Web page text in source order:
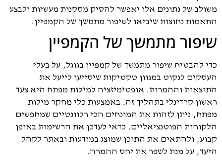
משולב של נתונים אלו יאפשר להסיק מסקנות מעשיות ולבצע
התאמות נחוצות שיביאו לשיפור מתמשך של הקמפיין.
שיפור מתמשך של הקמפיין
כדי להבטיח שיפור מתמשך של קמפיין בגוגל, על בעלי
העסקים לנקוט במגוון טקטיקות שיסייעו לייעל את
התוצאות וההמרות. אופטימיזציה למילות מפתח היא צעד
ראשון קרדינלי בתהליך זה. באמצעות כלי מחקר מילות
מפתח, ניתן לזהות את המונחים הכי רלוונטיים שמחפשים
הלקוחות הפוטנציאליים. כדאי לעדכן את הרשימות באופן
קבוע, ולהתאים את התוכן שמוצג במודעות ובאתר לקהל
היעד, על מנת לשפר את יחס ההמרה.